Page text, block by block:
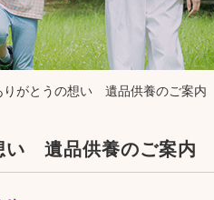
りがとうの想い 遺品供養のご案内
い 遺品供養のご案内